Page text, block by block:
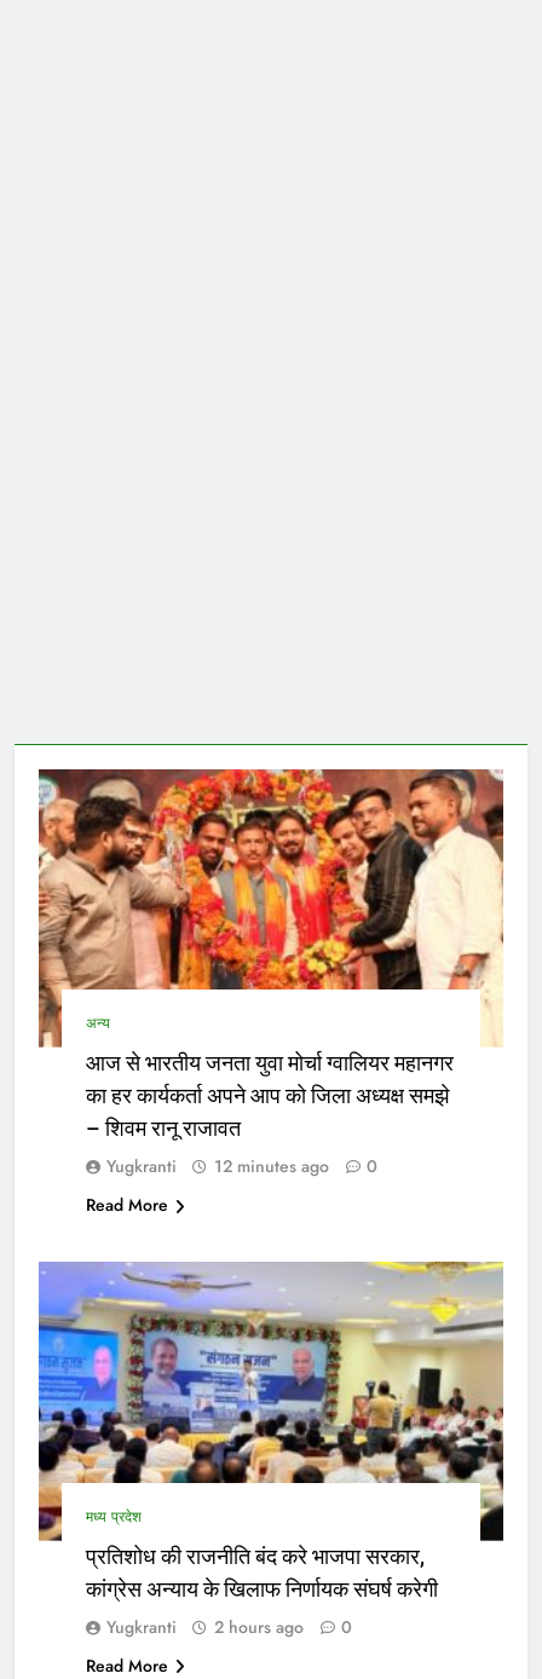
अन्य
आज से भारतीय जनता युवा मोर्चा ग्वालियर महानगर
का हर कार्यकर्ता अपने आप को जिला अध्यक्ष समझे
– शिवम रानू राजावत
Yugkranti 12 minutes ago
0
Read More
मध्य प्रदेश
प्रतिशोध की राजनीति बंद करे भाजपा सरकार,
कांग्रेस अन्याय के खिलाफ निर्णायक संघर्ष करेगी
Yugkranti 2 hours ago
0
Read More